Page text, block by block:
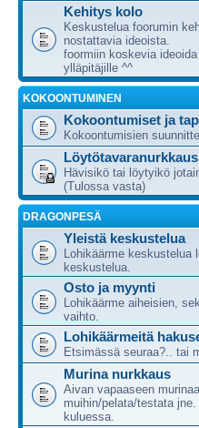
Kehitys kolo
Keskustelua foorumin
nostattavia ideoista.
foormiin koskevia
ylläpitäjille ^^
KOKOONTUMINEN
Kokoontumiset ja
Kokoontumisien
Löytötavaranurkkaus
Hävisikö tai löytyikö
(Tulossa vasta)
DRAGONPESÄ
Yleistä keskustelua
Lohikäärme keskustelua
keskustelua.
Osto ja myynti
Lohikäärme aiheisien,
vaihto.
Lohikäärmeitä
Etsimässä seuraa?.. tai
Murina nurkkaus
Aivan vapaaseen
muihin/pelata/testata
kuluessa.